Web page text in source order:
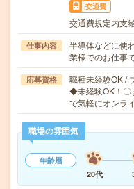
交通費
交通費規定内支
仕事内容
半導体などに使
業様でのお仕事
応募資格
職種未経験OK /
◆未経験OK！〇
で気軽にオンラ
職場の雰囲気
年齢層
20代